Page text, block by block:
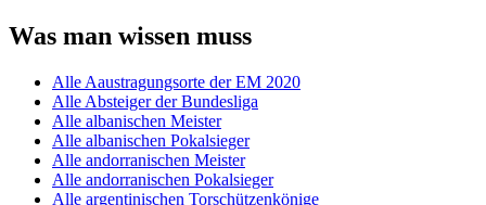
Was man wissen muss
Alle Aaustragungsorte der EM 2020
Alle Absteiger der Bundesliga
Alle albanischen Meister
Alle albanischen Pokalsieger
Alle andorranischen Meister
Alle andorranischen Pokalsieger
Alle argentinischen Torschützenkönige